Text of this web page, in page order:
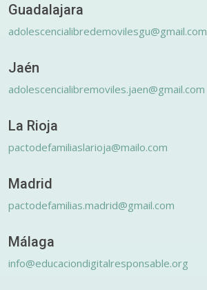
Guadalajara
adolescencialibredemovilesgu@gmail.com
Jaén
adolescencialibremoviles.jaen@gmail.com
La Rioja
pactodefamiliaslarioja@mailo.com
Madrid
pactodefamilias.madrid@gmail.com
Málaga
info@educaciondigitalresponsable.org